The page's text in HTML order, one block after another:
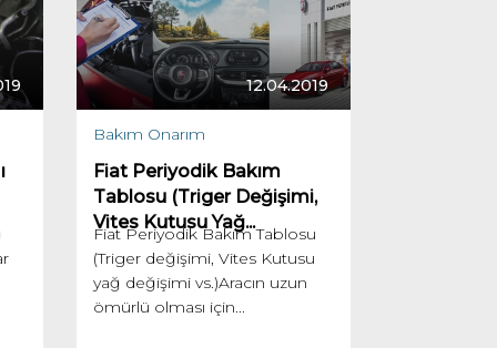
12.04.2019
Bakım Onarım
Fiat Periyodik Bakım
Tablosu (Triger Değişimi,
Vites Kutusu Yağ...
Fiat Periyodik Bakım Tablosu
(Triger değişimi, Vites Kutusu
yağ değişimi vs.)Aracın uzun
ömürlü olması için...